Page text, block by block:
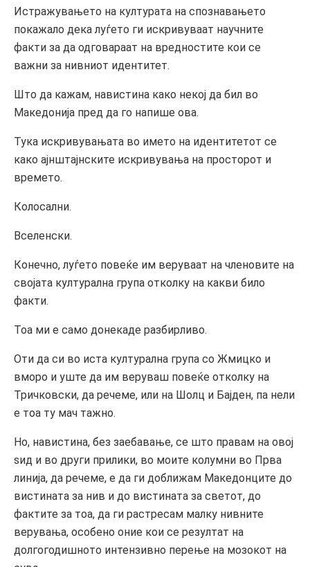
Истражувањето на културата на спознавањето
покажало дека луѓето ги искривуваат научните
факти за да одговараат на вредностите кои се
важни за нивниот идентитет.
Што да кажам, навистина како некој да бил во
Македонија пред да го напише ова.
Тука искривувањата во името на идентитетот се
како ајнштајнските искривувања на просторот и
времето.
Колосални.
Вселенски.
Конечно, луѓето повеќе им веруваат на членовите на
својата културална група отколку на какви било
факти.
Тоа ми е само донекаде разбирливо.
Оти да си во иста културална група со Жмицко и
вморо и уште да им веруваш повеќе отколку на
Тричковски, да речеме, или на Шолц и Бајден, па нели
е тоа ту мач тажно.
Но, навистина, без заебавање, се што правам на овој
ѕид и во други прилики, во моите колумни во Прва
линија, да речеме, е да ги доближам Македонците до
вистината за нив и до вистината за светот, до
фактите за тоа, да ги растресам малку нивните
верувања, особено оние кои се резултат на
долгогодишното интензивно перење на мозокот на